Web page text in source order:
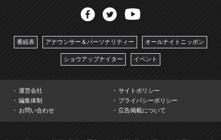
番組表 アナウンサー＆パーソナリティー オールナイトニッポン
ショウアップナイター イベント
運営会社
サイトポリシー
編集体制
プライバシーポリシー
お問い合わせ
広告掲載について